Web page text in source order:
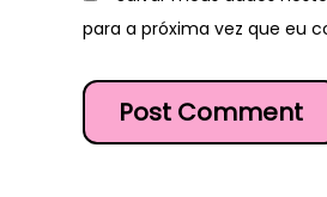
para a próxima vez que eu